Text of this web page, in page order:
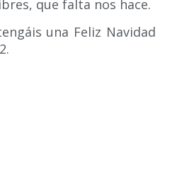
que falta nos hace.
una Feliz Navidad